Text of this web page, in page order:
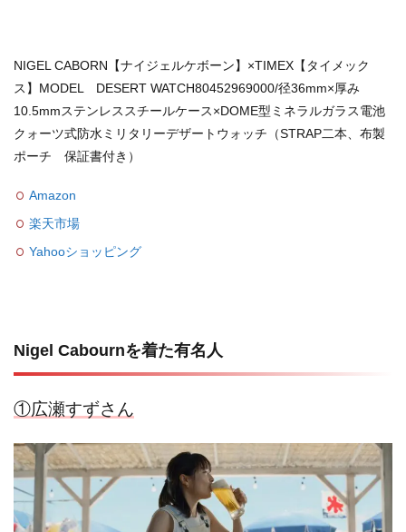
NIGEL CABORN【ナイジェルケボーン】×TIMEX【タイメック
ス】MODEL DESERT WATCH80452969000/径36mm×厚み
10.5mmステンレススチールケース×DOME型ミネラルガラス電池
クォーツ式防水ミリタリーデザートウォッチ（STRAP二本、布製
ポーチ 保証書付き）
Amazon
楽天市場
Yahooショッピング
Nigel Cabournを着た有名人
①広瀬すずさん